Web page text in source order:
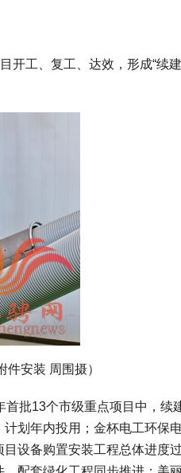
开工、复工、达效，形成“续
件安装 周围摄）
首批13个市级重点项目中，
划年内投用；金杯电工环保
设备购置安装工程总体进度